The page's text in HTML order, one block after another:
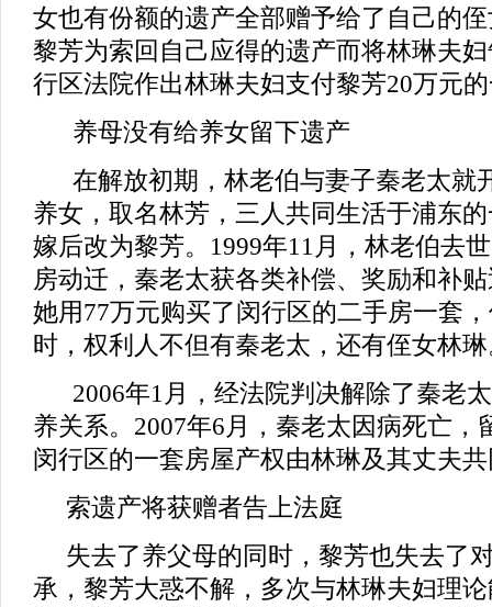
女也有份额的遗产全部赠予给了自己的
黎芳为索回自己应得的遗产而将林琳夫
行区法院作出林琳夫妇支付黎芳20万元
养母没有给养女留下遗产
在解放初期，林老伯与妻子秦老太就
养女，取名林芳，三人共同生活于浦东
嫁后改为黎芳。1999年11月，林老伯去
房动迁，秦老太获各类补偿、奖励和补
她用77万元购买了闵行区的二手房一套
时，权利人不但有秦老太，还有侄女林
2006年1月，经法院判决解除了秦老
养关系。2007年6月，秦老太因病死亡，
闵行区的一套房屋产权由林琳及其丈夫
索遗产将获赠者告上法庭
失去了养父母的同时，黎芳也失去了
承，黎芳大惑不解，多次与林琳夫妇理